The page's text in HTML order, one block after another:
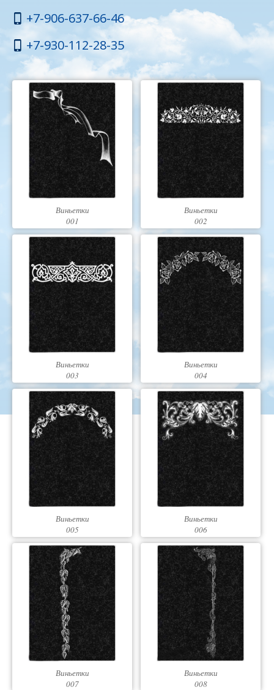
+7-906-637-66-46
+7-930-112-28-35
Виньетки
001
Виньетки
002
Виньетки
003
Виньетки
004
Виньетки
005
Виньетки
006
Виньетки
007
Виньетки
008